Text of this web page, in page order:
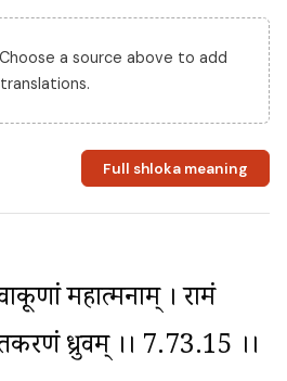
a source above to add
translations.
Full shloka meaning
महात्मनाम् । रामं
ध्रुवम् ।। 7.73.15 ।।